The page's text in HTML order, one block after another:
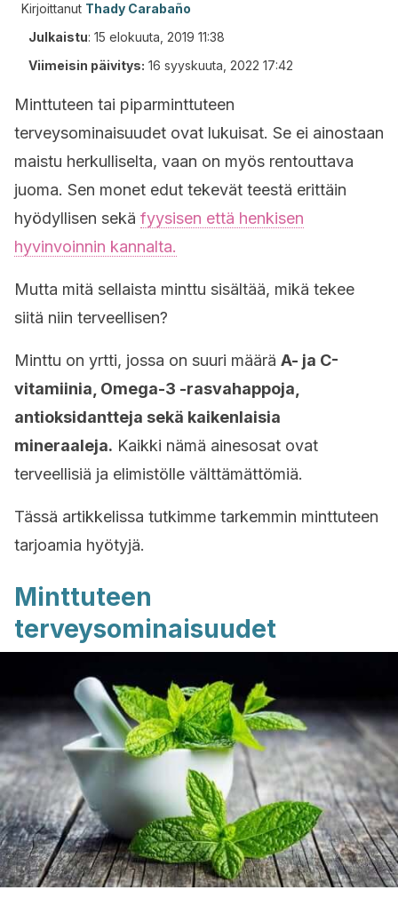
Kirjoittanut Thady Carabaño
Julkaistu: 15 elokuuta, 2019 11:38
Viimeisin päivitys: 16 syyskuuta, 2022 17:42
Minttuteen tai piparminttuteen
terveysominaisuudet ovat lukuisat. Se ei ainostaan
maistu herkulliselta, vaan on myös rentouttava
juoma. Sen monet edut tekevät teestä erittäin
hyödyllisen sekä fyysisen että henkisen
hyvinvoinnin kannalta.
Mutta mitä sellaista minttu sisältää, mikä tekee
siitä niin terveellisen?
Minttu on yrtti, jossa on suuri määrä A- ja C-
vitamiinia, Omega-3 -rasvahappoja,
antioksidantteja sekä kaikenlaisia
mineraaleja. Kaikki nämä ainesosat ovat
terveellisiä ja elimistölle välttämättömiä.
Tässä artikkelissa tutkimme tarkemmin minttuteen
tarjoamia hyötyjä.
Minttuteen
terveysominaisuudet